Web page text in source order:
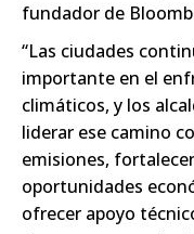
fundador de
“Las ciudades
importante en el
climáticos, y los
liderar ese camino
emisiones,
oportunidades
ofrecer apoyo